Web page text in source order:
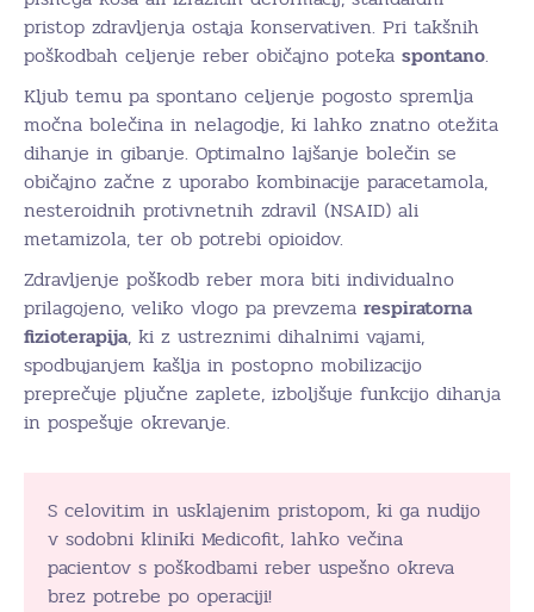
pristop zdravljenja ostaja konservativen. Pri takšnih
poškodbah celjenje reber običajno poteka spontano.
Kljub temu pa spontano celjenje pogosto spremlja
močna bolečina in nelagodje, ki lahko znatno otežita
dihanje in gibanje. Optimalno lajšanje bolečin se
običajno začne z uporabo kombinacije paracetamola,
nesteroidnih protivnetnih zdravil (NSAID) ali
metamizola, ter ob potrebi opioidov.
Zdravljenje poškodb reber mora biti individualno
prilagojeno, veliko vlogo pa prevzema respiratorna
fizioterapija, ki z ustreznimi dihalnimi vajami,
spodbujanjem kašlja in postopno mobilizacijo
preprečuje pljučne zaplete, izboljšuje funkcijo dihanja
in pospešuje okrevanje.
S celovitim in usklajenim pristopom, ki ga nudijo
v sodobni kliniki Medicofit, lahko večina
pacientov s poškodbami reber uspešno okreva
brez potrebe po operaciji!